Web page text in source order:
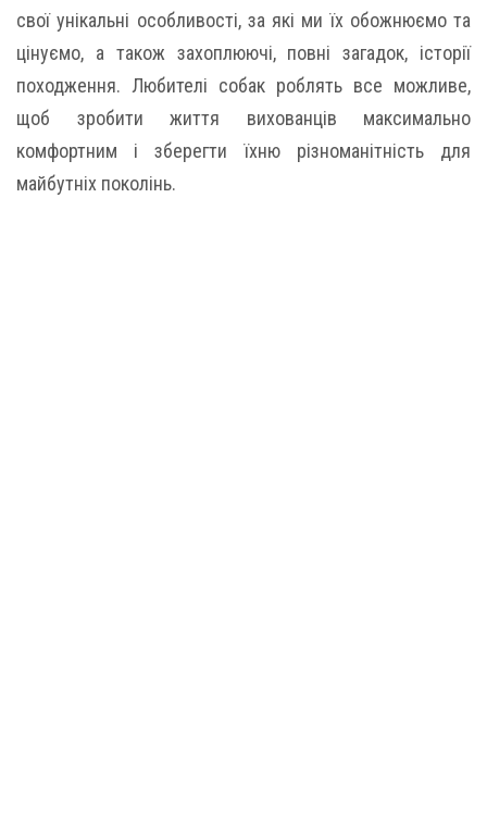
свої унікальні особливості, за які ми їх обожнюємо та
цінуємо, а також захоплюючі, повні загадок, історії
походження. Любителі собак роблять все можливе,
щоб зробити життя вихованців максимально
комфортним і зберегти їхню різноманітність для
майбутніх поколінь.